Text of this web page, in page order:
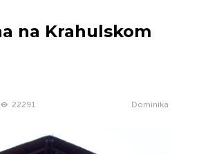
na Krahulskom
22291 Dominika